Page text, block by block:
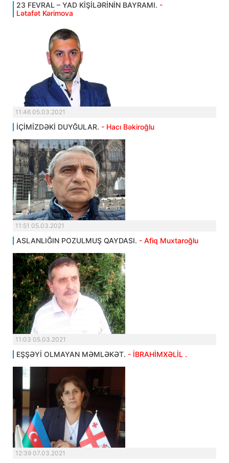
23 FEVRAL – YAD KİŞİLƏRİNİN BAYRAMI. -
Lətafət Kərimova
11:46 05.03.2021
İÇİMİZDƏKİ DUYĞULAR. - Hacı Bəkiroğlu
11:51 05.03.2021
ASLANLIĞIN POZULMUŞ QAYDASI. - Afiq Muxtaroğlu
11:03 05.03.2021
EŞŞƏYİ OLMAYAN MƏMLƏKƏT. - İBRAHİMXƏLİL .
12:39 07.03.2021